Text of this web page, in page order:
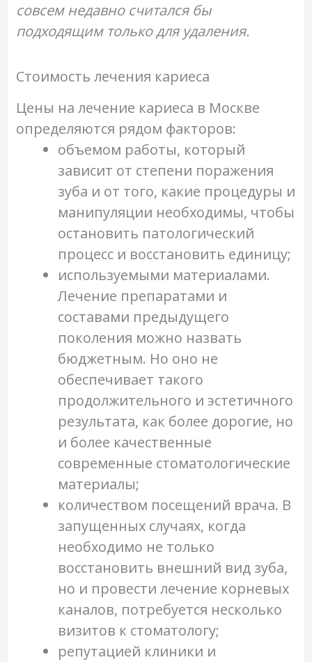
совсем недавно считался бы
подходящим только для удаления.
Стоимость лечения кариеса
Цены на лечение кариеса в Москве
определяются рядом факторов:
объемом работы, который
зависит от степени поражения
зуба и от того, какие процедуры и
манипуляции необходимы, чтобы
остановить патологический
процесс и восстановить единицу;
используемыми материалами.
Лечение препаратами и
составами предыдущего
поколения можно назвать
бюджетным. Но оно не
обеспечивает такого
продолжительного и эстетичного
результата, как более дорогие, но
и более качественные
современные стоматологические
материалы;
количеством посещений врача. В
запущенных случаях, когда
необходимо не только
восстановить внешний вид зуба,
но и провести лечение корневых
каналов, потребуется несколько
визитов к стоматологу;
репутацией клиники и